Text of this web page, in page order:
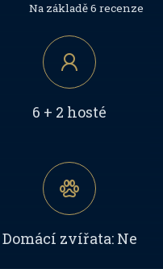
Na základě 6 recenze
6 + 2 hosté
Domácí zvířata: Ne